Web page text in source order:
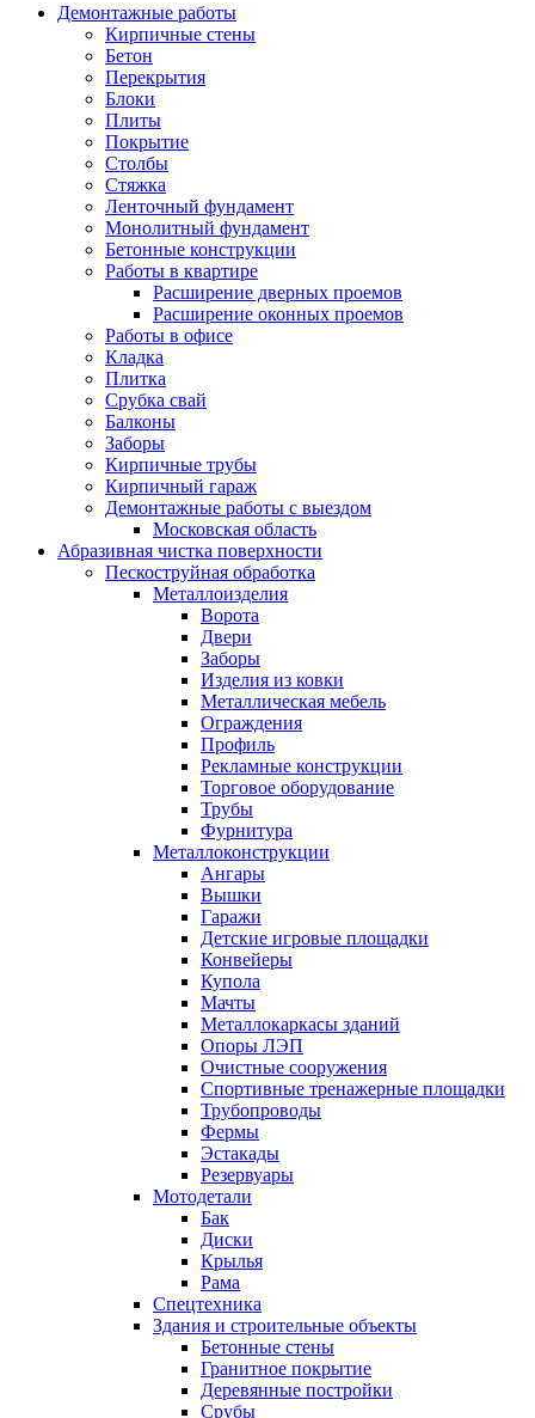
Демонтажные работы
Кирпичные стены
Бетон
Перекрытия
Блоки
Плиты
Покрытие
Столбы
Стяжка
Ленточный фундамент
Монолитный фундамент
Бетонные конструкции
Работы в квартире
Расширение дверных проемов
Расширение оконных проемов
Работы в офисе
Кладка
Плитка
Срубка свай
Балконы
Заборы
Кирпичные трубы
Кирпичный гараж
Демонтажные работы с выездом
Московская область
Абразивная чистка поверхности
Пескоструйная обработка
Металлоизделия
Ворота
Двери
Заборы
Изделия из ковки
Металлическая мебель
Ограждения
Профиль
Рекламные конструкции
Торговое оборудование
Трубы
Фурнитура
Металлоконструкции
Ангары
Вышки
Гаражи
Детские игровые площадки
Конвейеры
Купола
Мачты
Металлокаркасы зданий
Опоры ЛЭП
Очистные сооружения
Спортивные тренажерные площадки
Трубопроводы
Фермы
Эстакады
Резервуары
Мотодетали
Бак
Диски
Крылья
Рама
Спецтехника
Здания и строительные объекты
Бетонные стены
Гранитное покрытие
Деревянные постройки
Срубы